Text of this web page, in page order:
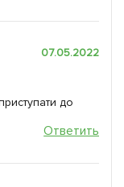
07.05.2022
до
Ответить